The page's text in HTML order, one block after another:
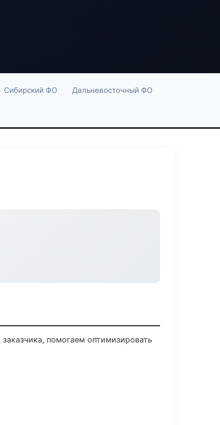
Сибирский ФО Дальневосточный ФО
помогаем оптимизировать